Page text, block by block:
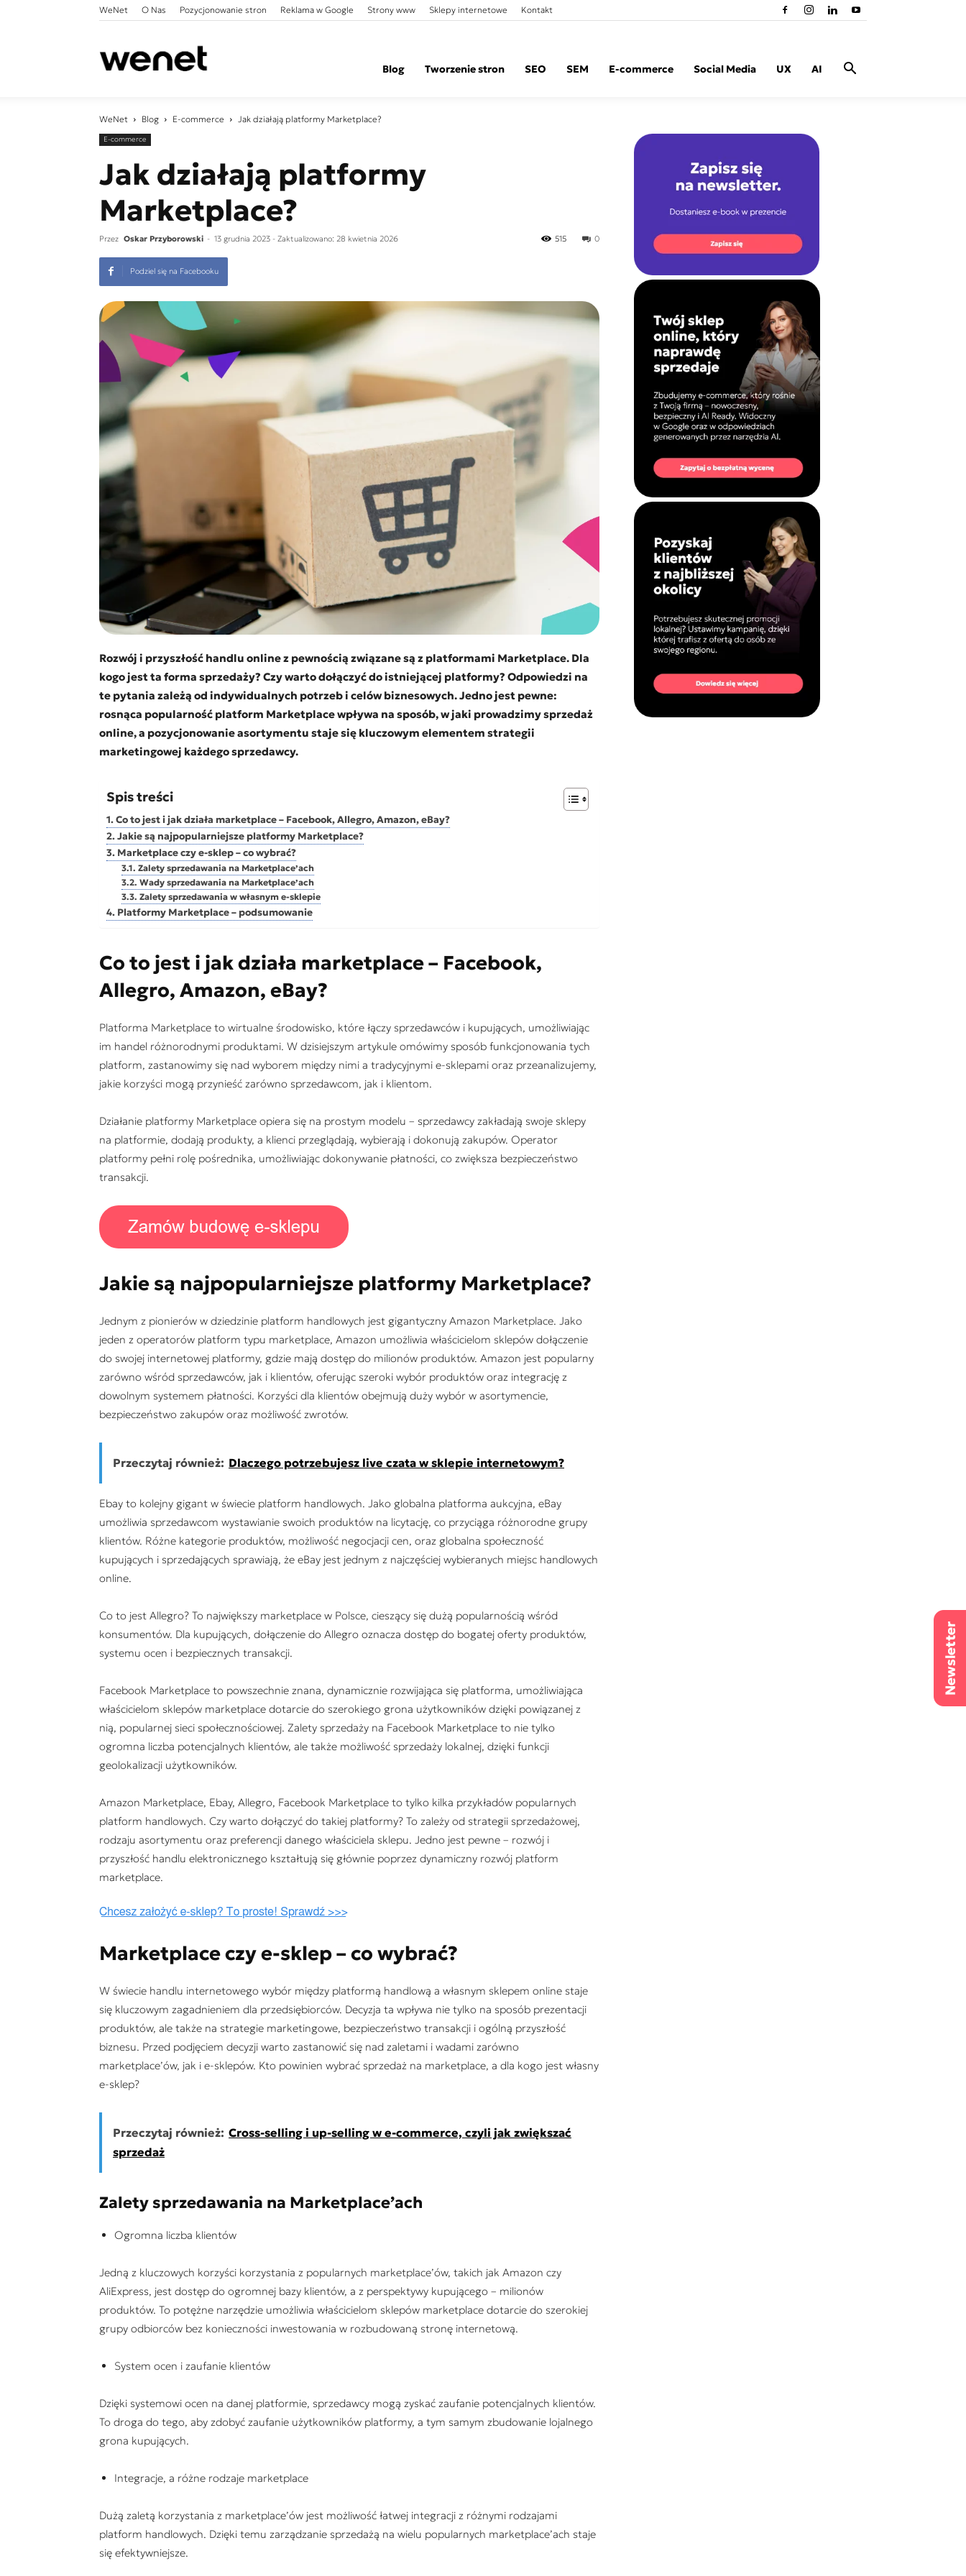
WeNet O Nas Pozycjonowanie stron Reklama w Google Strony www Sklepy internetowe Kontakt
Blog
Tworzenie stron SEO SEM E-commerce Social Media UX AI
WeNet Blog E-commerce Jak działają platformy Marketplace?
E-commerce
Jak działają platformy
Marketplace?
Przez Oskar Przyborowski - 13 grudnia 2023 - Zaktualizowano: 28 kwietnia 2026 0
515
Podziel się na Facebooku
Rozwój i przyszłość handlu online z pewnością związane są z platformami Marketplace. Dla
kogo jest ta forma sprzedaży? Czy warto dołączyć do istniejącej platformy? Odpowiedzi na
te pytania zależą od indywidualnych potrzeb i celów biznesowych. Jedno jest pewne:
rosnąca popularność platform Marketplace wpływa na sposób, w jaki prowadzimy sprzedaż
online, a pozycjonowanie asortymentu staje się kluczowym elementem strategii
marketingowej każdego sprzedawcy.
Spis treści
Co to jest i jak działa marketplace – Facebook, Allegro, Amazon, eBay?
Jakie są najpopularniejsze platformy Marketplace?
Marketplace czy e-sklep – co wybrać?
Zalety sprzedawania na Marketplace’ach
Wady sprzedawania na Marketplace’ach
Zalety sprzedawania w własnym e-sklepie
Platformy Marketplace – podsumowanie
Co to jest i jak działa marketplace – Facebook,
Allegro, Amazon, eBay?
Platforma Marketplace to wirtualne środowisko, które łączy sprzedawców i kupujących, umożliwiając
im handel różnorodnymi produktami. W dzisiejszym artykule omówimy sposób funkcjonowania tych
platform, zastanowimy się nad wyborem między nimi a tradycyjnymi e-sklepami oraz przeanalizujemy,
jakie korzyści mogą przynieść zarówno sprzedawcom, jak i klientom.
Działanie platformy Marketplace opiera się na prostym modelu – sprzedawcy zakładają swoje sklepy
na platformie, dodają produkty, a klienci przeglądają, wybierają i dokonują zakupów. Operator
platformy pełni rolę pośrednika, umożliwiając dokonywanie płatności, co zwiększa bezpieczeństwo
transakcji.
Jakie są najpopularniejsze platformy Marketplace?
Jednym z pionierów w dziedzinie platform handlowych jest gigantyczny Amazon Marketplace. Jako
jeden z operatorów platform typu marketplace, Amazon umożliwia właścicielom sklepów dołączenie
do swojej internetowej platformy, gdzie mają dostęp do milionów produktów. Amazon jest popularny
zarówno wśród sprzedawców, jak i klientów, oferując szeroki wybór produktów oraz integrację z
dowolnym systemem płatności. Korzyści dla klientów obejmują duży wybór w asortymencie,
bezpieczeństwo zakupów oraz możliwość zwrotów.
Przeczytaj również: Dlaczego potrzebujesz live czata w sklepie internetowym?
Ebay to kolejny gigant w świecie platform handlowych. Jako globalna platforma aukcyjna, eBay
umożliwia sprzedawcom wystawianie swoich produktów na licytację, co przyciąga różnorodne grupy
klientów. Różne kategorie produktów, możliwość negocjacji cen, oraz globalna społeczność
kupujących i sprzedających sprawiają, że eBay jest jednym z najczęściej wybieranych miejsc handlowych
online.
Co to jest Allegro? To największy marketplace w Polsce, cieszący się dużą popularnością wśród
konsumentów. Dla kupujących, dołączenie do Allegro oznacza dostęp do bogatej oferty produktów,
systemu ocen i bezpiecznych transakcji.
Facebook Marketplace to powszechnie znana, dynamicznie rozwijająca się platforma, umożliwiająca
właścicielom sklepów marketplace dotarcie do szerokiego grona użytkowników dzięki powiązanej z
nią, popularnej sieci społecznościowej. Zalety sprzedaży na Facebook Marketplace to nie tylko
ogromna liczba potencjalnych klientów, ale także możliwość sprzedaży lokalnej, dzięki funkcji
geolokalizacji użytkowników.
Amazon Marketplace, Ebay, Allegro, Facebook Marketplace to tylko kilka przykładów popularnych
platform handlowych. Czy warto dołączyć do takiej platformy? To zależy od strategii sprzedażowej,
rodzaju asortymentu oraz preferencji danego właściciela sklepu. Jedno jest pewne – rozwój i
przyszłość handlu elektronicznego kształtują się głównie poprzez dynamiczny rozwój platform
marketplace.
Marketplace czy e-sklep – co wybrać?
W świecie handlu internetowego wybór między platformą handlową a własnym sklepem online staje
się kluczowym zagadnieniem dla przedsiębiorców. Decyzja ta wpływa nie tylko na sposób prezentacji
produktów, ale także na strategie marketingowe, bezpieczeństwo transakcji i ogólną przyszłość
biznesu. Przed podjęciem decyzji warto zastanowić się nad zaletami i wadami zarówno
marketplace’ów, jak i e-sklepów. Kto powinien wybrać sprzedaż na marketplace, a dla kogo jest własny
e-sklep?
Przeczytaj również: Cross-selling i up-selling w e-commerce, czyli jak zwiększać
sprzedaż
Zalety sprzedawania na Marketplace’ach
Ogromna liczba klientów
Jedną z kluczowych korzyści korzystania z popularnych marketplace’ów, takich jak Amazon czy
AliExpress, jest dostęp do ogromnej bazy klientów, a z perspektywy kupującego – milionów
produktów. To potężne narzędzie umożliwia właścicielom sklepów marketplace dotarcie do szerokiej
grupy odbiorców bez konieczności inwestowania w rozbudowaną stronę internetową.
System ocen i zaufanie klientów
Dzięki systemowi ocen na danej platformie, sprzedawcy mogą zyskać zaufanie potencjalnych klientów.
To droga do tego, aby zdobyć zaufanie użytkowników platformy, a tym samym zbudowanie lojalnego
grona kupujących.
Integracje, a różne rodzaje marketplace
Dużą zaletą korzystania z marketplace’ów jest możliwość łatwej integracji z różnymi rodzajami
platform handlowych. Dzięki temu zarządzanie sprzedażą na wielu popularnych marketplace’ach staje
się efektywniejsze.